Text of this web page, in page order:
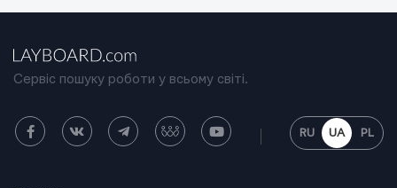
Сервіс пошуку роботи у всьому світі.
RU UA PL